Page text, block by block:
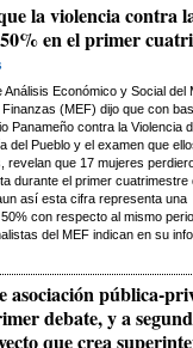
la violencia contra
en el primer
Análisis Económico y Social del
(MEF) dijo que con
Panameño contra la Violencia
del Pueblo y el examen que
revelan que 17 mujeres
durante el primer cuatrimestre
así esta cifra representa una
con respecto al mismo
del MEF indican en su
asociación pública-
debate, y a
que crea